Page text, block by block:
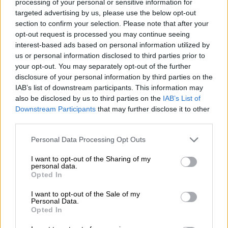
processing of your personal or sensitive information for
targeted advertising by us, please use the below opt-out
section to confirm your selection. Please note that after your
opt-out request is processed you may continue seeing
interest-based ads based on personal information utilized by
us or personal information disclosed to third parties prior to
your opt-out. You may separately opt-out of the further
disclosure of your personal information by third parties on the
IAB’s list of downstream participants. This information may
also be disclosed by us to third parties on the IAB’s List of
Downstream Participants that may further disclose it to other
Please note that this website/app uses one or more Google
not limited to your visit or usage behaviour. You may click to
grant or deny consent to Google and its third-party tags to
use your data for below specified purposes in below Google
consent section.
Personal Data Processing Opt Outs
I want to opt-out of the Sharing of my
personal data.
Opted In
I want to opt-out of the Sale of my
Personal Data.
Opted In
ο Μαντς Μίκελσεν, ο οποίος αναζητεί μια
μηχανή που του επιτρέπει να ταξιδεύει στον
χρόνο. Η συγγραφέας και ηθοποιός του
"Fleabag" Φίμπι Γουόλερ-Μπριτζ παίζει στην
ταινία, υποδυόμενη την βαφτισιμιά του
Τζόουνς.
«Υπάρχει μαγεία εδώ και προέρχεται από τη
συνεργασία, από το σμίξιμο των φιλοδοξιών
όλων», είπε ο Φορντ, με τη φωνή του να
ραγίζει καθώς σκεφτόταν τη συνεργασία του
ποτέ ηθοποιούς να δίνουν τόσα ο ένας στον
άλλον».
Η ταινία αρχίζει υποτίθεται στο τέλος του
Β' Παγκοσμίου Πολέμου με έναν Χάρισον
Φορντ να εμφανίζεται νέος, ένα επίτευγμα